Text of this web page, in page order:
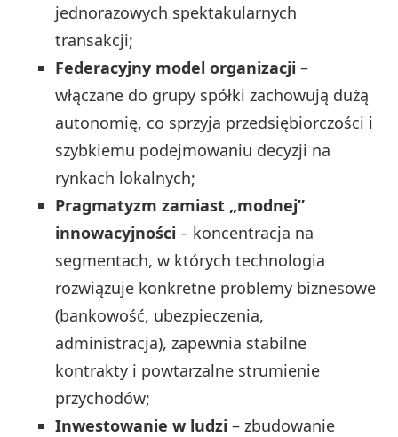
jednorazowych spektakularnych
transakcji;
Federacyjny model organizacji –
włączane do grupy spółki zachowują dużą
autonomię, co sprzyja przedsiębiorczości i
szybkiemu podejmowaniu decyzji na
rynkach lokalnych;
Pragmatyzm zamiast „modnej”
innowacyjności – koncentracja na
segmentach, w których technologia
rozwiązuje konkretne problemy biznesowe
(bankowość, ubezpieczenia,
administracja), zapewnia stabilne
kontrakty i powtarzalne strumienie
przychodów;
Inwestowanie w ludzi – zbudowanie